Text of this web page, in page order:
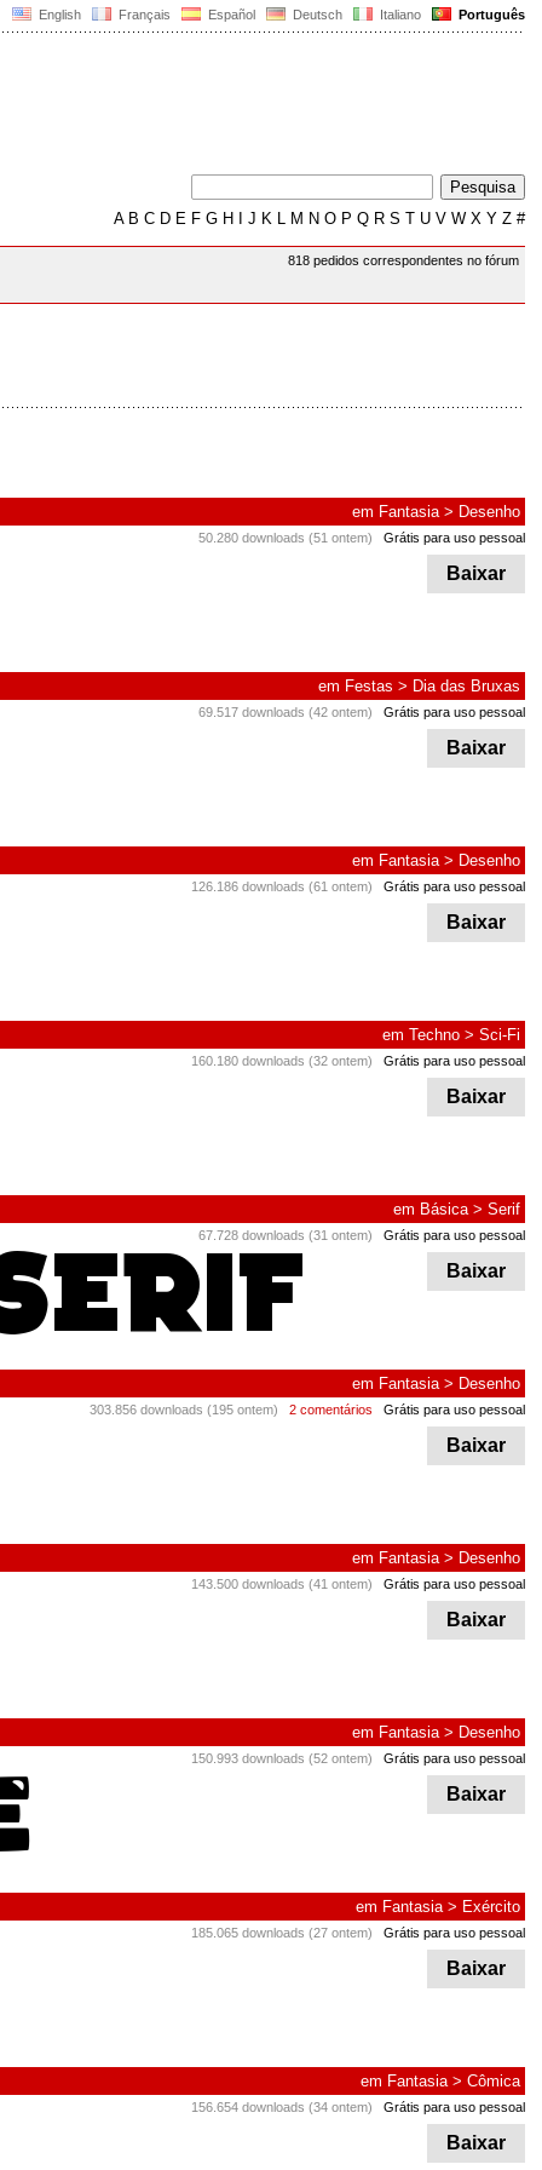
English Français Español Deutsch Italiano Português
AB C D E F G H J K L M N O P Q R S T U V W X Y Z #
818 pedidos correspondentes no fórum
em Fantasia> Desenho
50.280 downloads (51 ontem) Grátis para uso pessoal
Baixar
em Festas > Dia das Bruxas
69.517 downloads (42 ontem) Grátis para uso pessoal
Baixar
em Fantasia> Desenho
126.186 downloads (61 ontem) Grátis para uso pessoal
Baixar
em Techno > Sci-Fi
160.180 downloads (32 ontem) Grátis para uso pessoal
Baixar
em Básica> Serif
67.728 downloads (31 ontem) Grátis para uso pessoal
Baixar
em Fantasia> Desenho
303.856 downloads (195 ontem) 2 comentários Grátis para uso pessoal
Baixar
em Fantasia> Desenho
143.500 downloads (41 ontem) Grátis para uso pessoal
Baixar
em Fantasia> Desenho
150.993 downloads (52 ontem) Grátis para uso pessoal
Baixar
em Fantasia> Exército
185.065 downloads (27 ontem) Grátis para uso pessoal
Baixar
em Fantasia> Cômica
156.654 downloads (34 ontem) Grátis para uso pessoal
Baixar